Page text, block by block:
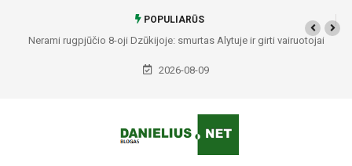
POPULIARŪS
Nerami rugpjūčio 8-oji Dzūkijoje: smurtas Alytuje ir girti vairuotojai
Druskininkuose bei Varėnos rajone
2026-08-09